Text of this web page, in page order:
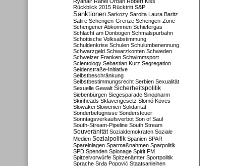
Rückblick 2015 Rücktritt S&P
Sanktionen Sarkozy Sarolta Laura Baritz
Satire Schengen-Grenze Schengen-Zone
Schengener Abkommen Schiefergas
Schlacht am Donbogen Schmalspurbahn
Schottische Volksabstimmung
Schuldenkrise Schulen Schulumbenennung
Schwarzgeld Schwarzkonten Schweden
Schweizer Franken Schwimmsport
Scientology Sebastian Kurz Segregation
Seidenstraße-Initiative
Selbstbeschränkung
Selbstbestimmungsrecht Serbien Sexualität
Sexuelle Gewalt Sicherheitspolitik
Siebenbürgen Siegesparade Sinopharm
Skinheads Sklavengesetz Slomó Köves
Slowakei Slowenien Solidarität
Sonderbefugnisse Sondersteuer
Sonntagsverkaufsverbot Son of Saul
South-Stream-Pipeline South Stream
Souveränität Sozialdemokraten Soziale
Medien Sozialpolitik Spanien SPAR
Spareinlagen Sparmaßnahmen Sparpolitik
SPD Spenden Spionage Spirit FM
Spitzelvorwürfe Spitzenämter Sportpolitik
Sprache Srđa Popović Staatsanleihen